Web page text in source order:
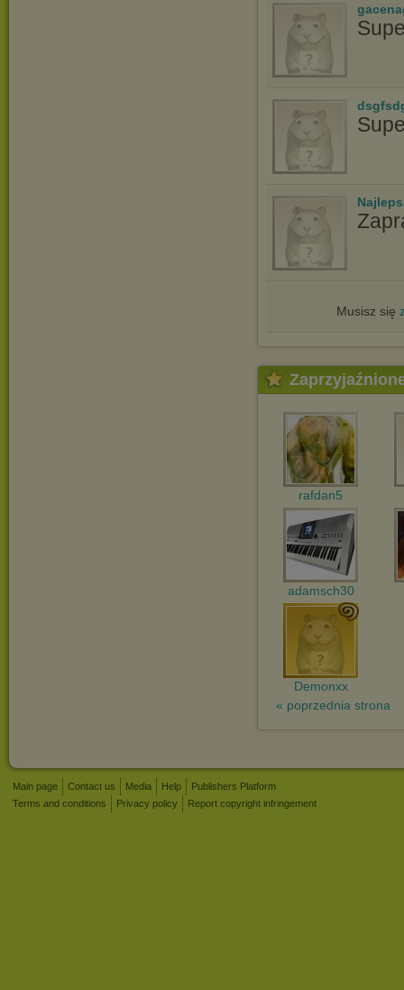
Musisz się
rafdan5
adamsch30
Demonxx
« poprzednia strona
Main page Contact us Media Help
Publishers Platform
Terms and conditions
Privacy policy Report copyright infringement